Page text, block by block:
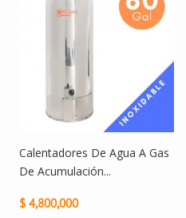
Calentadores De Agua A Gas
De Acumulación...
$ 4,800,000